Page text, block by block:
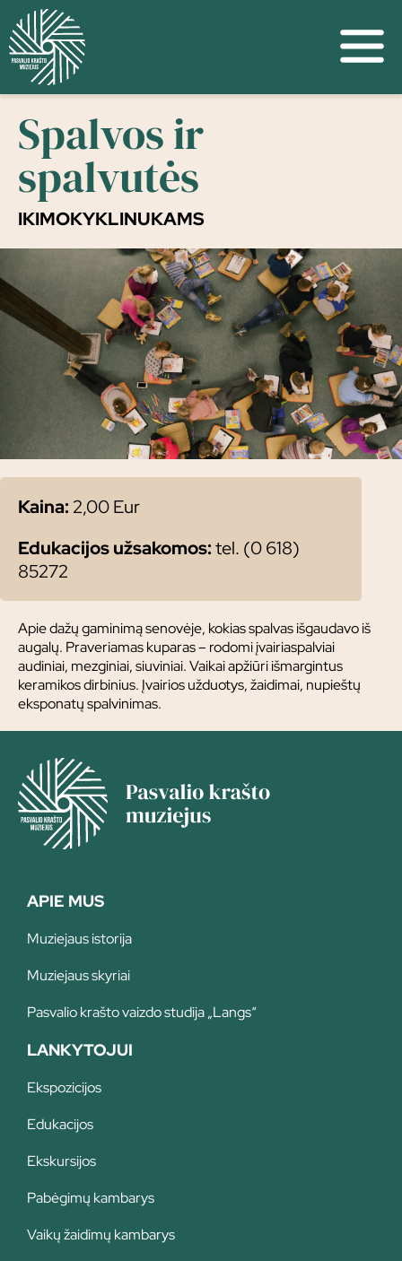
Spalvos ir
spalvutės
IKIMOKYKLINUKAMS
Kaina: 2,00 Eur
Edukacijos užsakomos:tel. (0 618)
85272
Apie dažų gaminimą senovėje, kokias spalvas išgaudavo iš
augalų. Praveriamas kuparas – rodomi įvairiaspalviai
audiniai, mezginiai, siuviniai. Vaikai apžiūri išmargintus
keramikos dirbinius. Įvairios užduotys, žaidimai, nupieštų
eksponatų spalvinimas.
APIE MUS
Muziejaus istorija
Muziejaus skyriai
Pasvalio krašto vaizdo studija „Langs“
LANKYTOJUI
Ekspozicijos
Edukacijos
Ekskursijos
Pabėgimų kambarys
Vaikų žaidimų kambarys